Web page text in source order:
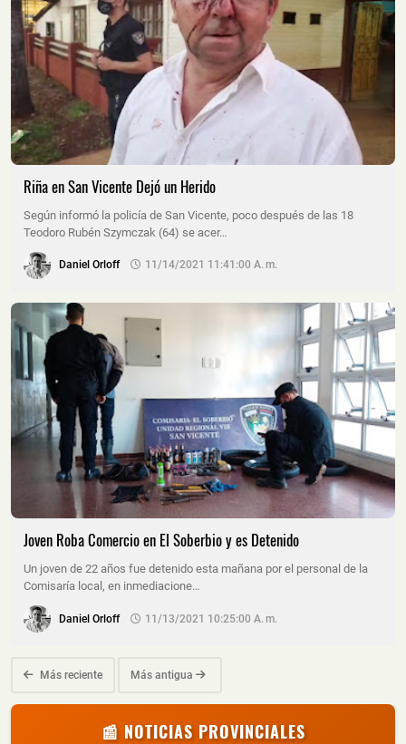
Riña en San Vicente Dejó un Herido
Según informó la policía de San Vicente, poco después de las 18
Teodoro Rubén Szymczak (64) se acer…
Daniel Orloff 11/14/2021 11:41:00 A. M.
Joven Roba Comercio en El Soberbio y es Detenido
Un joven de 22 años fue detenido esta mañana por el personal de la
Comisaría local, en inmediacione…
Daniel Orloff 11/13/2021 10:25:00 A. M.
Más reciente Más antigua
📰 NOTICIAS PROVINCIALES